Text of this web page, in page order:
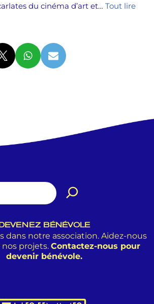
du cinéma d’art et… Tout lire
BÉNÉVOLE
dans notre association. Aidez-nous
projets. Contactez-nous pour
devenir bénévole.